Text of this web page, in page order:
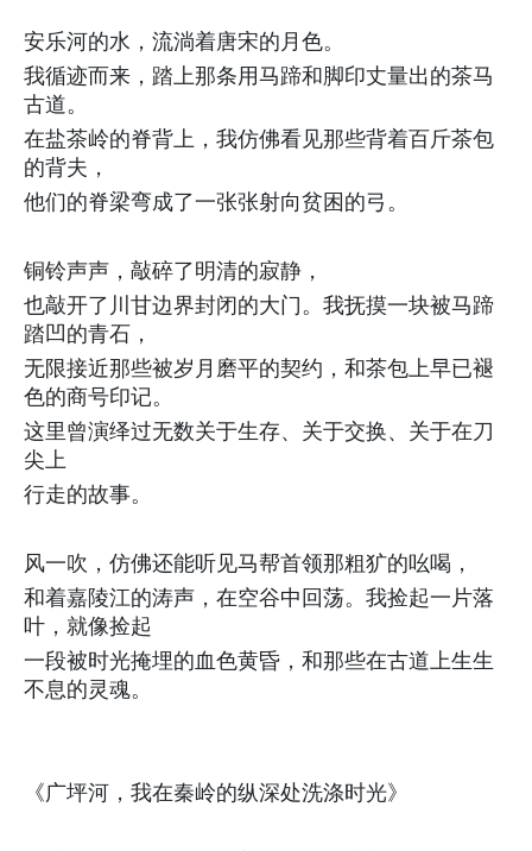
安乐河的水，流淌着唐宋的月色。
我循迹而来，踏上那条用马蹄和脚印丈量出的茶马
古道。
在盐茶岭的脊背上，我仿佛看见那些背着百斤茶包
的背夫，
他们的脊梁弯成了一张张射向贫困的弓。
铜铃声声，敲碎了明清的寂静，
也敲开了川甘边界封闭的大门。我抚摸一块被马蹄
踏凹的青石，
无限接近那些被岁月磨平的契约，和茶包上早已褪
色的商号印记。
这里曾演绎过无数关于生存、关于交换、关于在刀
尖上
行走的故事。
风一吹，仿佛还能听见马帮首领那粗犷的吆喝，
和着嘉陵江的涛声，在空谷中回荡。我捡起一片落
叶，就像捡起
一段被时光掩埋的血色黄昏，和那些在古道上生生
不息的灵魂。
《广坪河，我在秦岭的纵深处洗涤时光》